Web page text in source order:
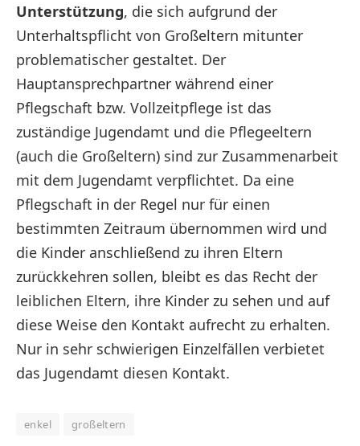
Unterstützung, die sich aufgrund der
Unterhaltspflicht von Großeltern mitunter
problematischer gestaltet. Der
Hauptansprechpartner während einer
Pflegschaft bzw. Vollzeitpflege ist das
zuständige Jugendamt und die Pflegeeltern
(auch die Großeltern) sind zur Zusammenarbeit
mit dem Jugendamt verpflichtet. Da eine
Pflegschaft in der Regel nur für einen
bestimmten Zeitraum übernommen wird und
die Kinder anschließend zu ihren Eltern
zurückkehren sollen, bleibt es das Recht der
leiblichen Eltern, ihre Kinder zu sehen und auf
diese Weise den Kontakt aufrecht zu erhalten.
Nur in sehr schwierigen Einzelfällen verbietet
das Jugendamt diesen Kontakt.
enkel großeltern